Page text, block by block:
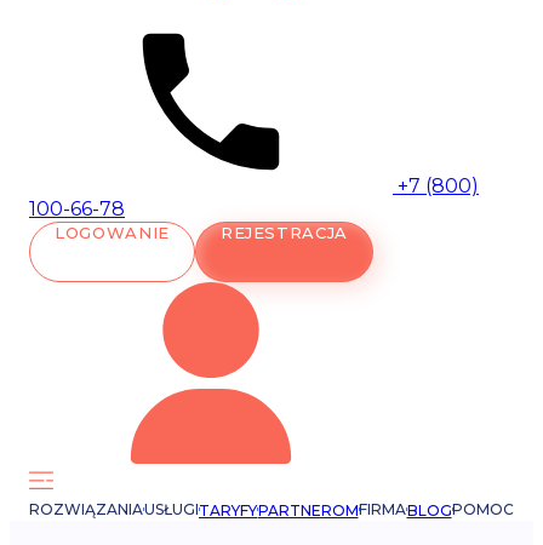
+7 (800)
100-66-78
LOGOWANIE REJESTRACJA
ROZWIĄZANIAUSŁUGITARYFYPARTNEROMFIRMABLOGPOMOC